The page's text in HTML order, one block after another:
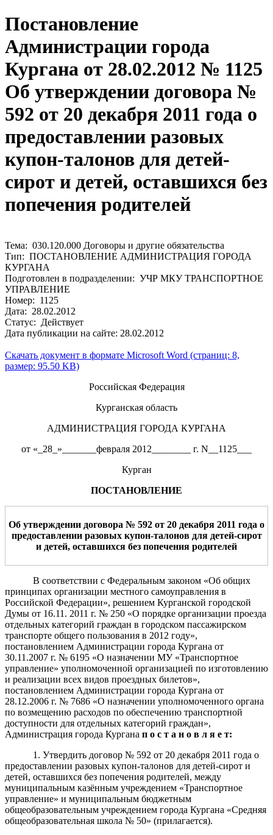
Постановление
Администрации города
Кургана от 28.02.2012 № 1125
Об утверждении договора №
592 от 20 декабря 2011 года о
предоставлении разовых
купон-талонов для детей-
сирот и детей, оставшихся без
попечения родителей
Тема: 030.120.000 Договоры и другие обязательства
Тип: ПОСТАНОВЛЕНИЕ АДМИНИСТРАЦИЯ ГОРОДА
КУРГАНА
Подготовлен в подразделении: УЧР МКУ ТРАНСПОРТНОЕ
УПРАВЛЕНИЕ
Номер: 1125
Дата: 28.02.2012
Статус: Действует
Дата публикации на сайте: 28.02.2012
Скачать документ в формате Microsoft Word (страниц: 8,
размер: 95.50 KB)
Российская Федерация
Курганская область
АДМИНИСТРАЦИЯ ГОРОДА КУРГАНА
от «_28_»_______февраля 2012________ г. N__1125___
Курган
ПОСТАНОВЛЕНИЕ
Об утверждении договора № 592 от 20 декабря 2011 года о
предоставлении разовых купон-талонов для детей-сирот
и детей, оставшихся без попечения родителей
В соответствии с Федеральным законом «Об общих
принципах организации местного самоуправления в
Российской Федерации», решением Курганской городской
Думы от 16.11. 2011 г. № 250 «О порядке организации проезда
отдельных категорий граждан в городском пассажирском
транспорте общего пользования в 2012 году»,
постановлением Администрации города Кургана от
30.11.2007 г. № 6195 «О назначении МУ «Транспортное
управление» уполномоченной организацией по изготовлению
и реализации всех видов проездных билетов»,
постановлением Администрации города Кургана от
28.12.2006 г. № 7686 «О назначении уполномоченного органа
по возмещению расходов по обеспечению транспортной
доступности для отдельных категорий граждан»,
Администрация города Кургана п о с т а н о в л я е т:
1. Утвердить договор № 592 от 20 декабря 2011 года о
предоставлении разовых купон-талонов для детей-сирот и
детей, оставшихся без попечения родителей, между
муниципальным казённым учреждением «Транспортное
управление» и муниципальным бюджетным
общеобразовательным учреждением города Кургана «Средняя
общеобразовательная школа № 50» (прилагается).